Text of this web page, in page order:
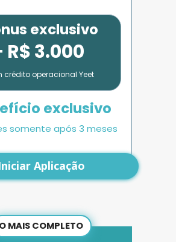
O MAIS COMPLETO
Aplicação
exclusivo
R$ 3.000
crédito operacional Yeet
exclusivo
somente após 3 meses